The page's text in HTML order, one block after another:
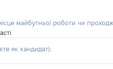
майбутньої роботи чи
як кандидат):